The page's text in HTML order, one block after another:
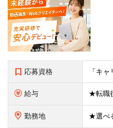
応募資格
給与
勤務地